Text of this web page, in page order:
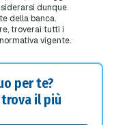
dunque
della banca.
troverai tutti i
vigente.
per te?
il più